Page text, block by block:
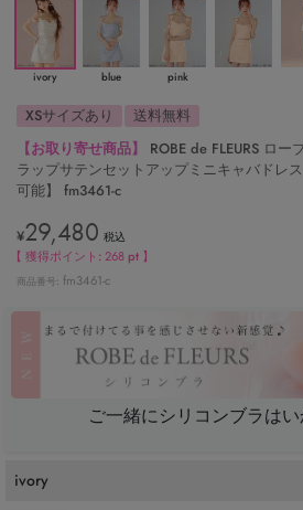
ivory blue pink
XSサイズあり
送料無料
【お取り寄せ商品】
ROBE de FLEURS ロ
ラップサテンセットアップミニキャバドレ
可能】 fm3461-c
¥29,480 税込
【 獲得ポイント:268 pt 】
商品番号 fm3461-c
ご一緒にシリコンブラは
ivory